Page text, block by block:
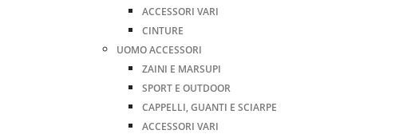
ACCESSORI VARI
CINTURE
UOMO ACCESSORI
ZAINI E MARSUPI
SPORT E OUTDOOR
CAPPELLI, GUANTI E SCIARPE
ACCESSORI VARI